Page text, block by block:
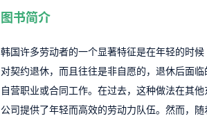
图书简介
韩国许多劳动者的一个显著特征是在年轻的时
对契约退休，而且往往是非自愿的，退休后面
自营职业或合同工作。在过去，这种做法在其
公司提供了年轻而高效的劳动力队伍。然而，